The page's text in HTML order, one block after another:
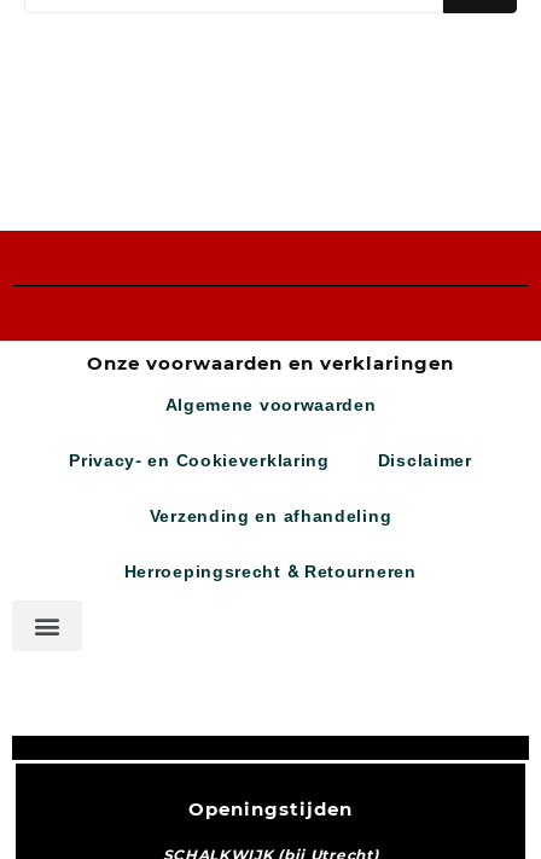
Onze voorwaarden en verklaringen
Algemene voorwaarden
Privacy- en Cookieverklaring
Disclaimer
Verzending en afhandeling
Herroepingsrecht & Retourneren
Openingstijden
SCHALKWIJK (bij Utrecht)